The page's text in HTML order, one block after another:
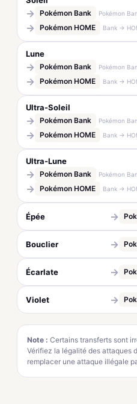
→ Pokémon Bank Pokémon
→ Pokémon HOME Bank →
Lune
→ Pokémon Bank Pokémon
→ Pokémon HOME Bank →
Ultra-Soleil
→ Pokémon Bank Pokémon
→ Pokémon HOME Bank →
Ultra-Lune
→ Pokémon Bank Pokémon
→ Pokémon HOME Bank →
Épée →
Bouclier →
Écarlate →
Violet →
Note : Certains transferts sont
Vérifiez la légalité des attaques
remplacer une attaque illégale